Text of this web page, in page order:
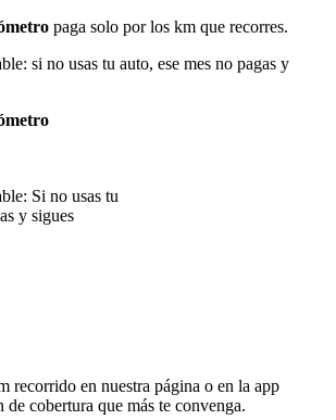
paga solo por los km que recorres.
si no usas tu auto, ese mes no pagas y
Si no usas tu
y sigues
recorrido en nuestra página o en la app
de cobertura que más te convenga.